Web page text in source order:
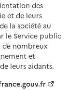
des
et de leurs
la société au
le Service public
nombreux
et
leurs aidants.